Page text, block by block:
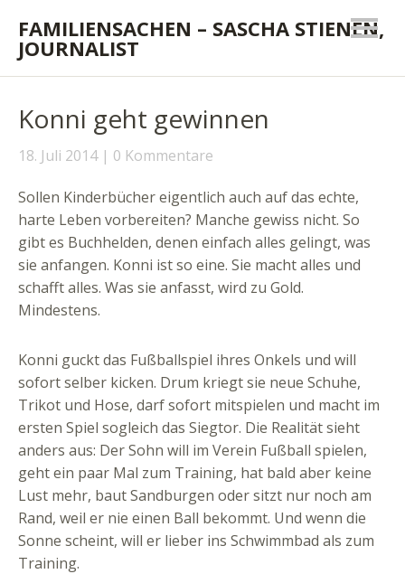
FAMILIENSACHEN – SASCHA STIENEN,
JOURNALIST
Konni geht gewinnen
18. Juli 2014 0 Kommentare
Sollen Kinderbücher eigentlich auch auf das echte,
harte Leben vorbereiten? Manche gewiss nicht. So
gibt es Buchhelden, denen einfach alles gelingt, was
sie anfangen. Konni ist so eine. Sie macht alles und
schafft alles. Was sie anfasst, wird zu Gold.
Mindestens.
Konni guckt das Fußballspiel ihres Onkels und will
sofort selber kicken. Drum kriegt sie neue Schuhe,
Trikot und Hose, darf sofort mitspielen und macht im
ersten Spiel sogleich das Siegtor. Die Realität sieht
anders aus: Der Sohn will im Verein Fußball spielen,
geht ein paar Mal zum Training, hat bald aber keine
Lust mehr, baut Sandburgen oder sitzt nur noch am
Rand, weil er nie einen Ball bekommt. Und wenn die
Sonne scheint, will er lieber ins Schwimmbad als zum
Training.